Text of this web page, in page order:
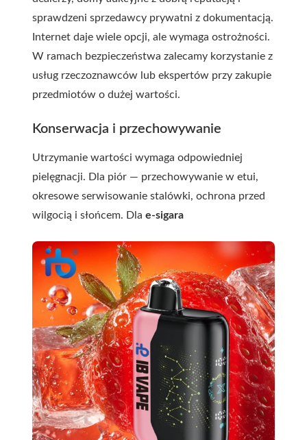
sprawdzeni sprzedawcy prywatni z dokumentacją.
Internet daje wiele opcji, ale wymaga ostrożności.
W ramach bezpieczeństwa zalecamy korzystanie z
usług rzeczoznawców lub ekspertów przy zakupie
przedmiotów o dużej wartości.
Konserwacja i przechowywanie
Utrzymanie wartości wymaga odpowiedniej
pielęgnacji. Dla piór — przechowywanie w etui,
okresowe serwisowanie stalówki, ochrona przed
wilgocią i słońcem. Dla e-sigara